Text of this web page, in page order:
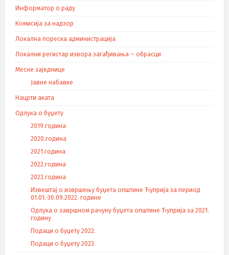
Информатор о раду
Комисија за надзор
Локална пореска администрација
Локални регистар извора загађивања – обрасци
Месне заједнице
Јавне набавке
Нацрти аката
Одлука о буџету
2019.година
2020.година
2021.година
2022.година
2023.година
Извештај о извршењу буџета општине Ћуприја за период
01.01.-30.09.2022. године
Одлука о завршном рачуну буџета општине Ћуприја за 2021.
годину
Подаци о буџету 2022.
Подаци о буџету 2023.